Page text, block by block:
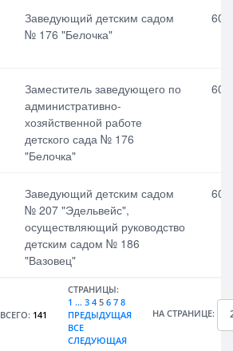
Заведующий детским садом
№ 176 "Белочка"
Заместитель заведующего по
административно-
хозяйственной работе
детского сада № 176
"Белочка"
Заведующий детским садом
№ 207 "Эдельвейс",
осуществляющий руководство
детским садом № 186
"Вазовец"
ВСЕГО: 141
СТРАНИЦЫ:
1 ... 3 4 5 6 7 8
ПРЕДЫДУЩАЯ
ВСЕ
СЛЕДУЮЩАЯ
НА СТРАНИЦЕ: